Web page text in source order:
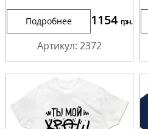
Подробнее 1154 грн.
Артикул: 2372